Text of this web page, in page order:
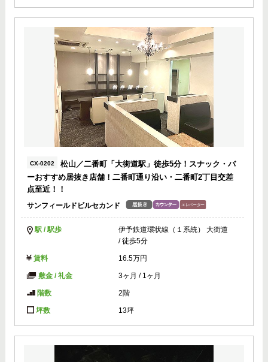
CX-0202
松山／二番町「大街道駅」徒歩5分！スナック・バ
ーおすすめ居抜き店舗！二番町通り沿い・二番町2丁目交差
点至近！！
サンフィールドビルセカンド
駅 / 駅歩
伊予鉄道環状線（１系統） 大街道
/ 徒歩5分
賃料 16.5万円
敷金 / 礼金 3ヶ月 / 1ヶ月
階数 2階
坪数 13坪